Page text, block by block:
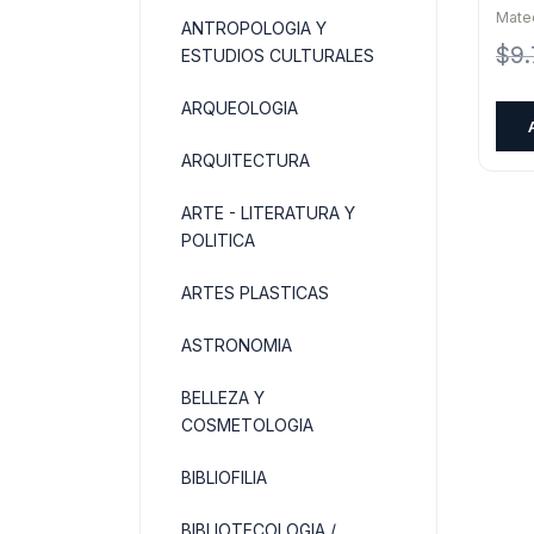
ANTROPOLOGIA Y
ESTUDIOS CULTURALES
ARQUEOLOGIA
ARQUITECTURA
ARTE - LITERATURA Y
POLITICA
ARTES PLASTICAS
ASTRONOMIA
BELLEZA Y
COSMETOLOGIA
BIBLIOFILIA
BIBLIOTECOLOGIA /
$